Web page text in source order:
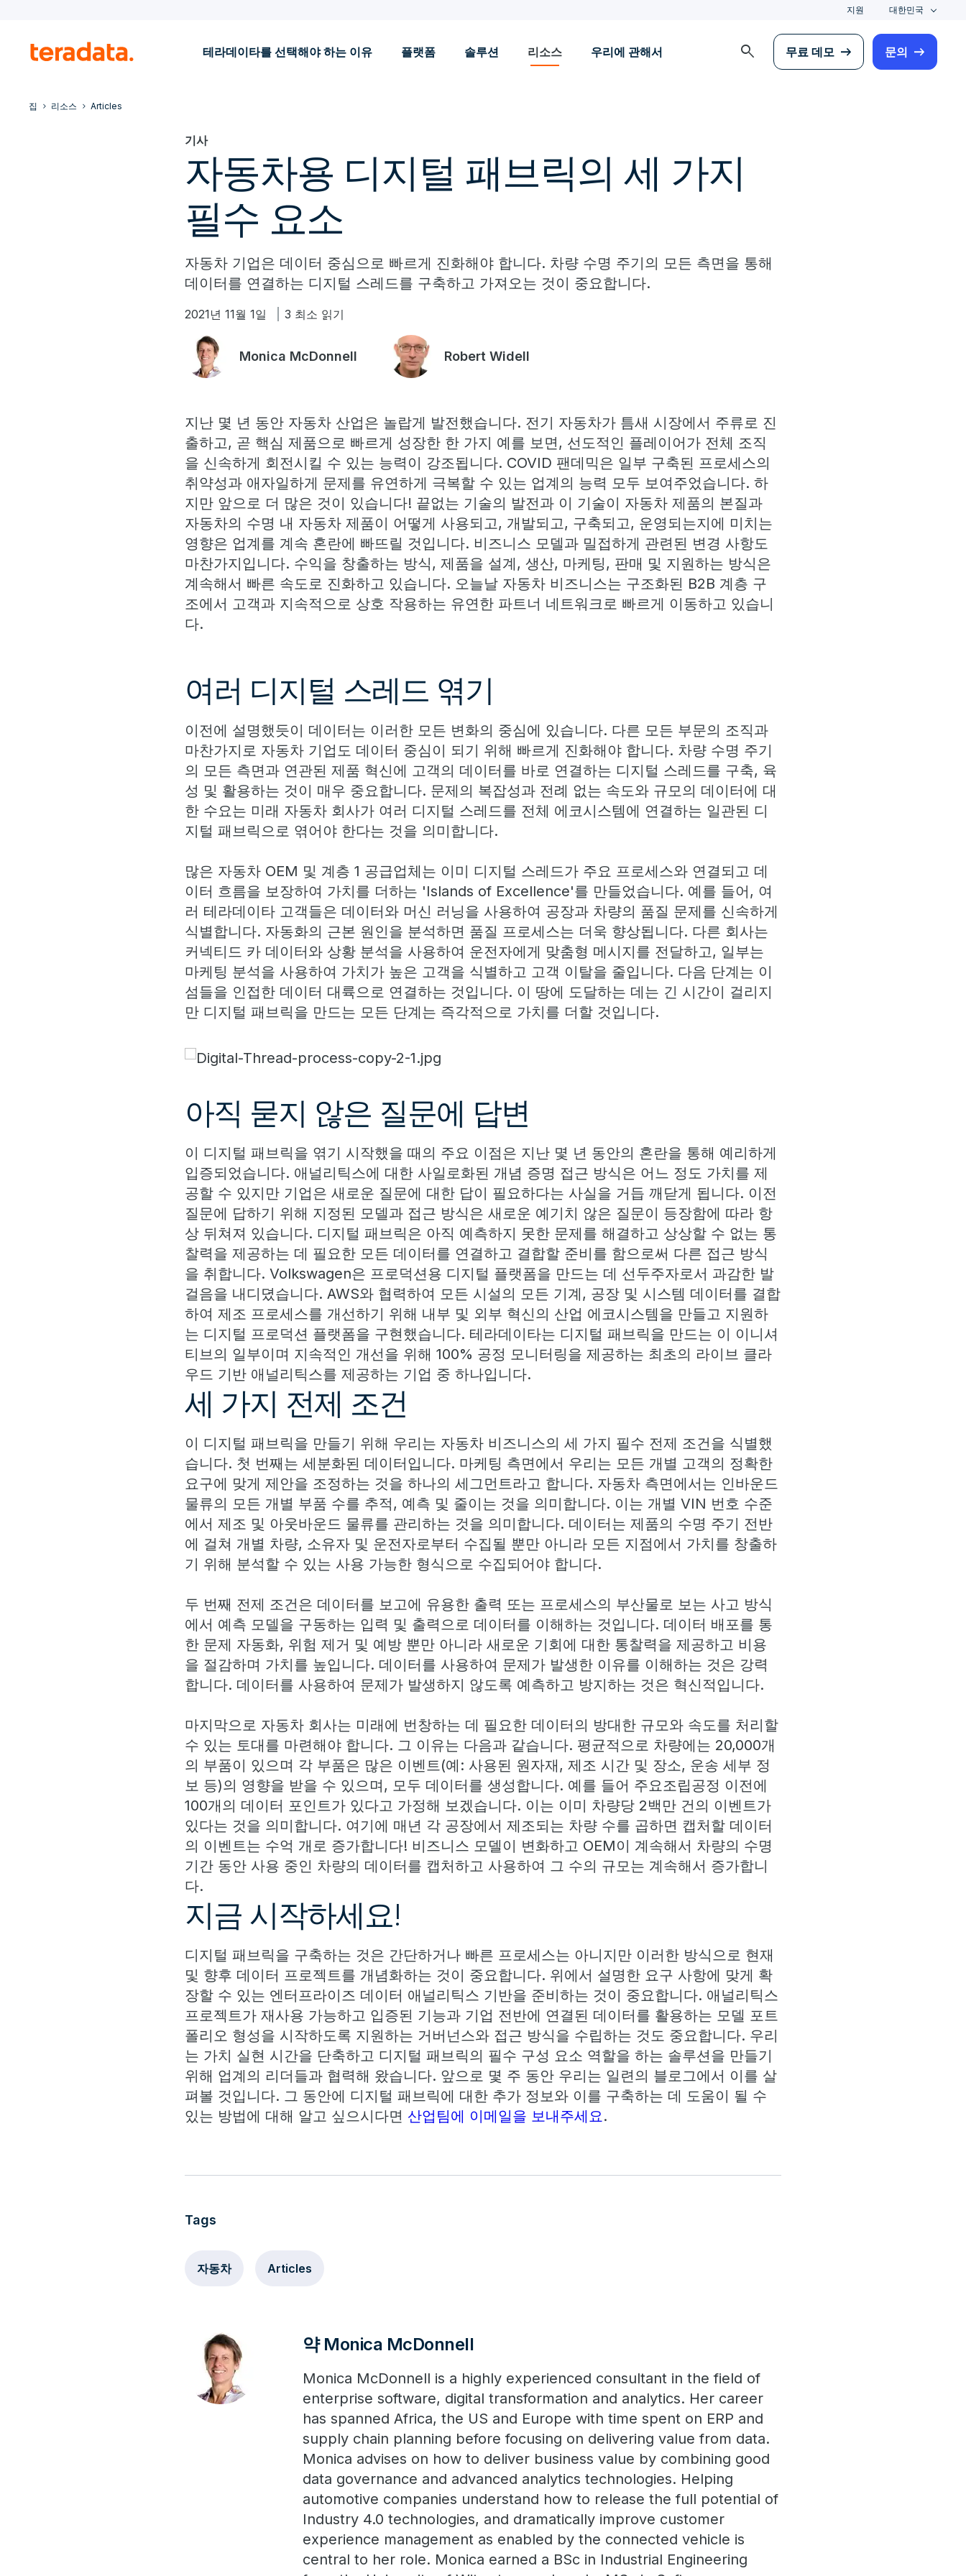
지원 대한민국
테라데이타를 선택해야 하는 이유 플랫폼 솔루션 리소스 우리에 관해서 search 무료 데모 문의
집 리소스 Articles
기사
자동차용 디지털 패브릭의 세 가지
필수 요소
자동차 기업은 데이터 중심으로 빠르게 진화해야 합니다. 차량 수명 주기의 모든 측면을 통해
데이터를 연결하는 디지털 스레드를 구축하고 가져오는 것이 중요합니다.
2021년 11월 1일 3 최소 읽기
Monica McDonnell Robert Widell
지난 몇 년 동안 자동차 산업은 놀랍게 발전했습니다. 전기 자동차가 틈새 시장에서 주류로 진
출하고, 곧 핵심 제품으로 빠르게 성장한 한 가지 예를 보면, 선도적인 플레이어가 전체 조직
을 신속하게 회전시킬 수 있는 능력이 강조됩니다. COVID 팬데믹은 일부 구축된 프로세스의
취약성과 애자일하게 문제를 유연하게 극복할 수 있는 업계의 능력 모두 보여주었습니다. 하
지만 앞으로 더 많은 것이 있습니다! 끝없는 기술의 발전과 이 기술이 자동차 제품의 본질과
자동차의 수명 내 자동차 제품이 어떻게 사용되고, 개발되고, 구축되고, 운영되는지에 미치는
영향은 업계를 계속 혼란에 빠뜨릴 것입니다. 비즈니스 모델과 밀접하게 관련된 변경 사항도
마찬가지입니다. 수익을 창출하는 방식, 제품을 설계, 생산, 마케팅, 판매 및 지원하는 방식은
계속해서 빠른 속도로 진화하고 있습니다. 오늘날 자동차 비즈니스는 구조화된 B2B 계층 구
조에서 고객과 지속적으로 상호 작용하는 유연한 파트너 네트워크로 빠르게 이동하고 있습니
다.
여러 디지털 스레드 엮기
이전에 설명했듯이 데이터는 이러한 모든 변화의 중심에 있습니다. 다른 모든 부문의 조직과
마찬가지로 자동차 기업도 데이터 중심이 되기 위해 빠르게 진화해야 합니다. 차량 수명 주기
의 모든 측면과 연관된 제품 혁신에 고객의 데이터를 바로 연결하는 디지털 스레드를 구축, 육
성 및 활용하는 것이 매우 중요합니다. 문제의 복잡성과 전례 없는 속도와 규모의 데이터에 대
한 수요는 미래 자동차 회사가 여러 디지털 스레드를 전체 에코시스템에 연결하는 일관된 디
지털 패브릭으로 엮어야 한다는 것을 의미합니다.
많은 자동차 OEM 및 계층 1 공급업체는 이미 디지털 스레드가 주요 프로세스와 연결되고 데
이터 흐름을 보장하여 가치를 더하는 'Islands of Excellence'를 만들었습니다. 예를 들어, 여
러 테라데이타 고객들은 데이터와 머신 러닝을 사용하여 공장과 차량의 품질 문제를 신속하게
식별합니다. 자동화의 근본 원인을 분석하면 품질 프로세스는 더욱 향상됩니다. 다른 회사는
커넥티드 카 데이터와 상황 분석을 사용하여 운전자에게 맞춤형 메시지를 전달하고, 일부는
마케팅 분석을 사용하여 가치가 높은 고객을 식별하고 고객 이탈을 줄입니다. 다음 단계는 이
섬들을 인접한 데이터 대륙으로 연결하는 것입니다. 이 땅에 도달하는 데는 긴 시간이 걸리지
만 디지털 패브릭을 만드는 모든 단계는 즉각적으로 가치를 더할 것입니다.
아직 묻지 않은 질문에 답변
이 디지털 패브릭을 엮기 시작했을 때의 주요 이점은 지난 몇 년 동안의 혼란을 통해 예리하게
입증되었습니다. 애널리틱스에 대한 사일로화된 개념 증명 접근 방식은 어느 정도 가치를 제
공할 수 있지만 기업은 새로운 질문에 대한 답이 필요하다는 사실을 거듭 깨닫게 됩니다. 이전
질문에 답하기 위해 지정된 모델과 접근 방식은 새로운 예기치 않은 질문이 등장함에 따라 항
상 뒤쳐져 있습니다. 디지털 패브릭은 아직 예측하지 못한 문제를 해결하고 상상할 수 없는 통
찰력을 제공하는 데 필요한 모든 데이터를 연결하고 결합할 준비를 함으로써 다른 접근 방식
을 취합니다. Volkswagen은 프로덕션용 디지털 플랫폼을 만드는 데 선두주자로서 과감한 발
걸음을 내디뎠습니다. AWS와 협력하여 모든 시설의 모든 기계, 공장 및 시스템 데이터를 결합
하여 제조 프로세스를 개선하기 위해 내부 및 외부 혁신의 산업 에코시스템을 만들고 지원하
는 디지털 프로덕션 플랫폼을 구현했습니다. 테라데이타는 디지털 패브릭을 만드는 이 이니셔
티브의 일부이며 지속적인 개선을 위해 100% 공정 모니터링을 제공하는 최초의 라이브 클라
우드 기반 애널리틱스를 제공하는 기업 중 하나입니다.
세 가지 전제 조건
이 디지털 패브릭을 만들기 위해 우리는 자동차 비즈니스의 세 가지 필수 전제 조건을 식별했
습니다. 첫 번째는 세분화된 데이터입니다. 마케팅 측면에서 우리는 모든 개별 고객의 정확한
요구에 맞게 제안을 조정하는 것을 하나의 세그먼트라고 합니다. 자동차 측면에서는 인바운드
물류의 모든 개별 부품 수를 추적, 예측 및 줄이는 것을 의미합니다. 이는 개별 VIN 번호 수준
에서 제조 및 아웃바운드 물류를 관리하는 것을 의미합니다. 데이터는 제품의 수명 주기 전반
에 걸쳐 개별 차량, 소유자 및 운전자로부터 수집될 뿐만 아니라 모든 지점에서 가치를 창출하
기 위해 분석할 수 있는 사용 가능한 형식으로 수집되어야 합니다.
두 번째 전제 조건은 데이터를 보고에 유용한 출력 또는 프로세스의 부산물로 보는 사고 방식
에서 예측 모델을 구동하는 입력 및 출력으로 데이터를 이해하는 것입니다. 데이터 배포를 통
한 문제 자동화, 위험 제거 및 예방 뿐만 아니라 새로운 기회에 대한 통찰력을 제공하고 비용
을 절감하며 가치를 높입니다. 데이터를 사용하여 문제가 발생한 이유를 이해하는 것은 강력
합니다. 데이터를 사용하여 문제가 발생하지 않도록 예측하고 방지하는 것은 혁신적입니다.
마지막으로 자동차 회사는 미래에 번창하는 데 필요한 데이터의 방대한 규모와 속도를 처리할
수 있는 토대를 마련해야 합니다. 그 이유는 다음과 같습니다. 평균적으로 차량에는 20,000개
의 부품이 있으며 각 부품은 많은 이벤트(예: 사용된 원자재, 제조 시간 및 장소, 운송 세부 정
보 등)의 영향을 받을 수 있으며, 모두 데이터를 생성합니다. 예를 들어 주요조립공정 이전에
100개의 데이터 포인트가 있다고 가정해 보겠습니다. 이는 이미 차량당 2백만 건의 이벤트가
있다는 것을 의미합니다. 여기에 매년 각 공장에서 제조되는 차량 수를 곱하면 캡처할 데이터
의 이벤트는 수억 개로 증가합니다! 비즈니스 모델이 변화하고 OEM이 계속해서 차량의 수명
기간 동안 사용 중인 차량의 데이터를 캡처하고 사용하여 그 수의 규모는 계속해서 증가합니
다.
지금 시작하세요!
디지털 패브릭을 구축하는 것은 간단하거나 빠른 프로세스는 아니지만 이러한 방식으로 현재
및 향후 데이터 프로젝트를 개념화하는 것이 중요합니다. 위에서 설명한 요구 사항에 맞게 확
장할 수 있는 엔터프라이즈 데이터 애널리틱스 기반을 준비하는 것이 중요합니다. 애널리틱스
프로젝트가 재사용 가능하고 입증된 기능과 기업 전반에 연결된 데이터를 활용하는 모델 포트
폴리오 형성을 시작하도록 지원하는 거버넌스와 접근 방식을 수립하는 것도 중요합니다. 우리
는 가치 실현 시간을 단축하고 디지털 패브릭의 필수 구성 요소 역할을 하는 솔루션을 만들기
위해 업계의 리더들과 협력해 왔습니다. 앞으로 몇 주 동안 우리는 일련의 블로그에서 이를 살
펴볼 것입니다. 그 동안에 디지털 패브릭에 대한 추가 정보와 이를 구축하는 데 도움이 될 수
있는 방법에 대해 알고 싶으시다면 산업팀에 이메일을 보내주세요.
Tags
자동차 Articles
약 Monica McDonnell
Monica McDonnell is a highly experienced consultant in the field of
enterprise software, digital transformation and analytics. Her career
has spanned Africa, the US and Europe with time spent on ERP and
supply chain planning before focusing on delivering value from data.
Monica advises on how to deliver business value by combining good
data governance and advanced analytics technologies. Helping
automotive companies understand how to release the full potential of
Industry 4.0 technologies, and dramatically improve customer
experience management as enabled by the connected vehicle is
central to her role. Monica earned a BSc in Industrial Engineering